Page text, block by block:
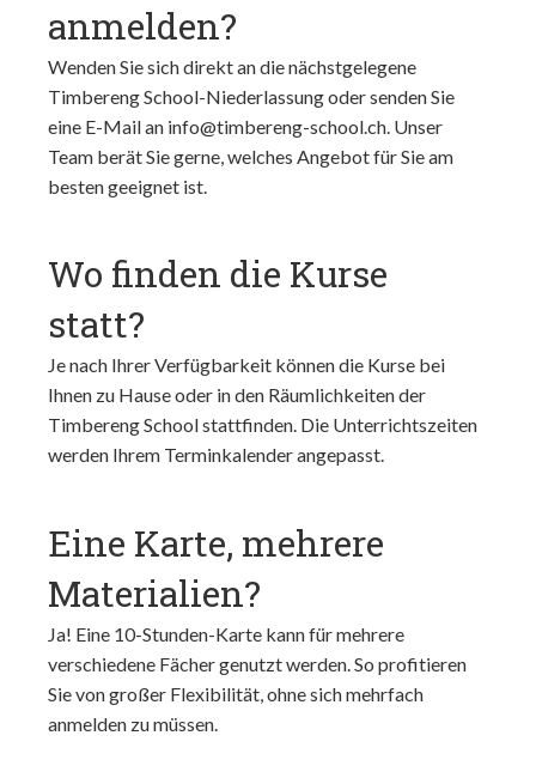
anmelden?
Wenden Sie sich direkt an die nächstgelegene
Timbereng School-Niederlassung oder senden Sie
eine E-Mail an info@timbereng-school.ch. Unser
Team berät Sie gerne, welches Angebot für Sie am
besten geeignet ist.
Wo finden die Kurse
statt?
Je nach Ihrer Verfügbarkeit können die Kurse bei
Ihnen zu Hause oder in den Räumlichkeiten der
Timbereng School stattfinden. Die Unterrichtszeiten
werden Ihrem Terminkalender angepasst.
Eine Karte, mehrere
Materialien?
Ja! Eine 10-Stunden-Karte kann für mehrere
verschiedene Fächer genutzt werden. So profitieren
Sie von großer Flexibilität, ohne sich mehrfach
anmelden zu müssen.